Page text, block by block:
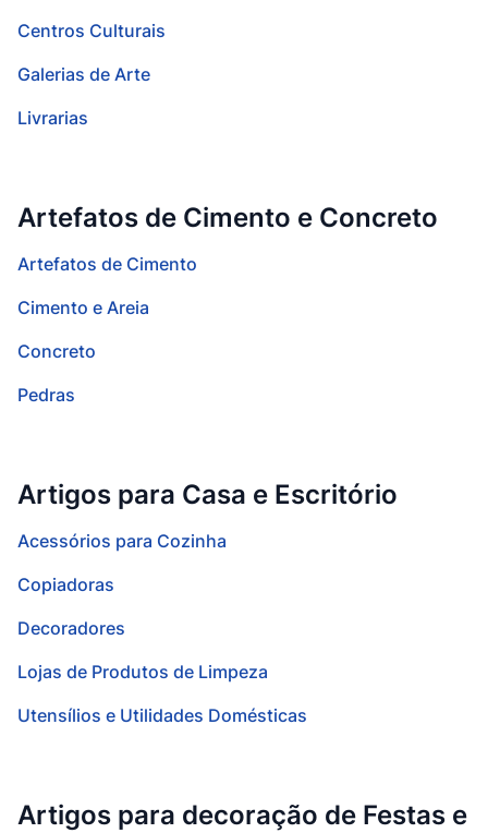
Centros Culturais
Galerias de Arte
Livrarias
Artefatos de Cimento e Concreto
Artefatos de Cimento
Cimento e Areia
Concreto
Pedras
Artigos para Casa e Escritório
Acessórios para Cozinha
Copiadoras
Decoradores
Lojas de Produtos de Limpeza
Utensílios e Utilidades Domésticas
Artigos para decoração de Festas e